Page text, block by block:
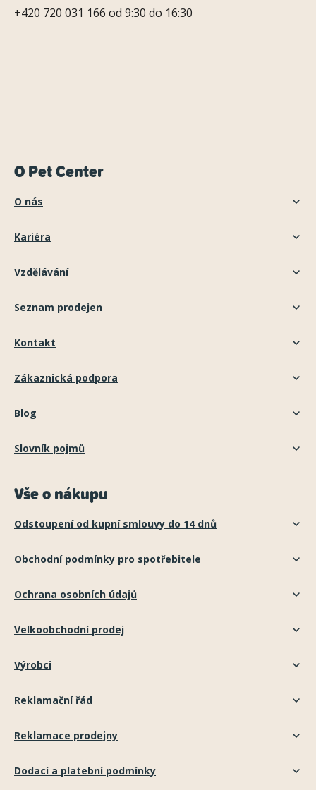
+420 720 031 166 od 9:30 do 16:30
O Pet Center
O nás
Kariéra
Vzdělávání
Seznam prodejen
Kontakt
Zákaznická podpora
Blog
Slovník pojmů
Vše o nákupu
Odstoupení od kupní smlouvy do 14 dnů
Obchodní podmínky pro spotřebitele
Ochrana osobních údajů
Velkoobchodní prodej
Výrobci
Reklamační řád
Reklamace prodejny
Dodací a platební podmínky